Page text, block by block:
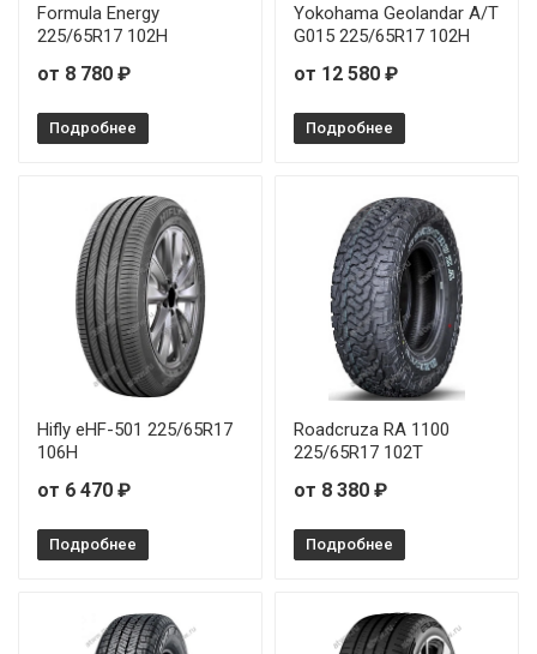
Formula Energy
225/65R17 102H
от 8 780 ₽
Подробнее
Yokohama Geolandar A/T
G015 225/65R17 102H
от 12 580 ₽
Подробнее
Hifly eHF-501 225/65R17
106H
от 6 470 ₽
Подробнее
Roadcruza RA 1100
225/65R17 102T
от 8 380 ₽
Подробнее